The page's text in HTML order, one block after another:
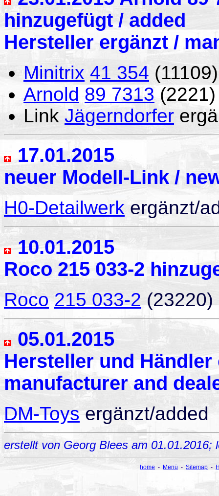
hinzugefügt / added
Hersteller ergänzt /
Minitrix 41 354
Arnold 89 7313(2221)
Link Jägerndorfer
17.01.2015
neuer Modell-Link /
H0-Detailwerk ergänzt/
10.01.2015
Roco 215 033-2
Roco 215 033-2(23220)
05.01.2015
Hersteller und Händler
manufacturer and
DM-Toys ergänzt/added
erstellt von Georg Blees am
home - Menü - Sitemap -